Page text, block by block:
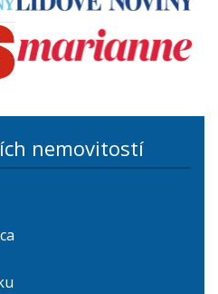
nemovitostí